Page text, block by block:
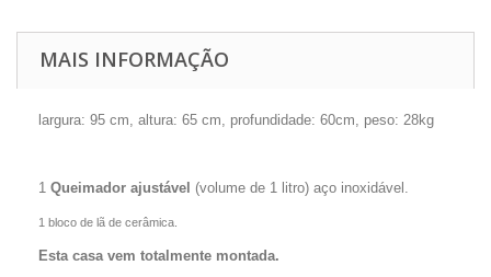
MAIS INFORMAÇÃO
largura: 95 cm, altura: 65 cm, profundidade: 60cm, peso: 28kg
1 Queimador ajustável (volume de 1 litro) aço inoxidável.
1 bloco de lã de cerâmica.
Esta casa vem totalmente montada.